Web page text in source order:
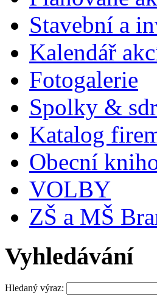
Stavební a
Kalendář
Fotogalerie
Spolky &
Katalog
Obecní
VOLBY
ZŠ a MŠ
Vyhledávání
Hledaný výraz: